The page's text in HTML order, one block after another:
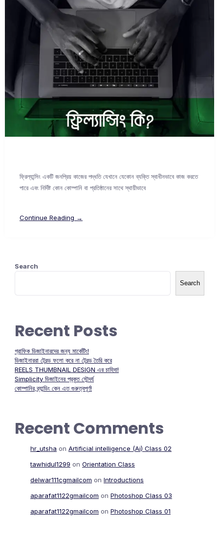
ফ্রিল্যান্সিং একটি জনপ্রিয় কাজের পদ্ধতি যেখানে যেকোন ব্যক্তি স্বাধীনভাবে কাজ করতে
পারে এবং নির্দিষ্ট কোন কোম্পানি বা প্রতিষ্ঠানের সাথে স্থায়ীভাবে
Continue Reading →
Search
Search
Recent Posts
গ্রাফিক ডিজাইনারদের জন্য মার্কেটিং!
ডিজাইনাররা ট্রেন্ড ফলো করে না ট্রেন্ড তৈরি করে
REELS THUMBNAIL DESIGN এর চাহিদা!
Simplicity ডিজাইনের প্রকৃত সৌন্দর্য
কোম্পানির ব্র্যান্ডিং কেন এত গুরুত্বপূর্ণ!
Recent Comments
hr_utsha on Artificial intelligence (Ai) Class 02
tawhidul1299 on Orientation Class
delwar111cgmailcom on Introductions
aparafat1122gmailcom on Photoshop Class 03
aparafat1122gmailcom on Photoshop Class 01